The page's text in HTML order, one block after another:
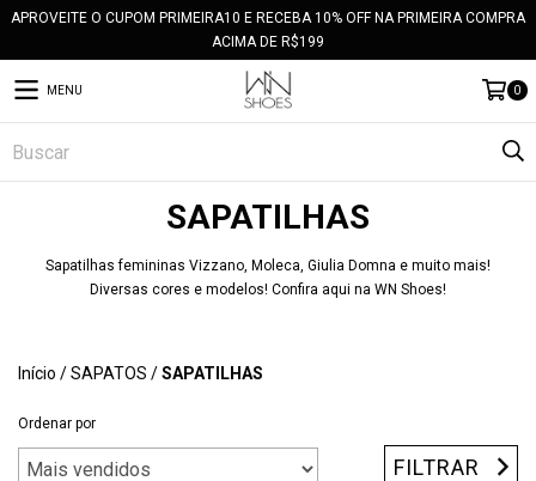
APROVEITE O CUPOM PRIMEIRA10 E RECEBA 10% OFF NA PRIMEIRA COMPRA
ACIMA DE R$199
MENU 0
SAPATILHAS
Sapatilhas femininas Vizzano, Moleca, Giulia Domna e muito mais!
Diversas cores e modelos! Confira aqui na WN Shoes!
Início /SAPATOS /SAPATILHAS
Ordenar por
FILTRAR